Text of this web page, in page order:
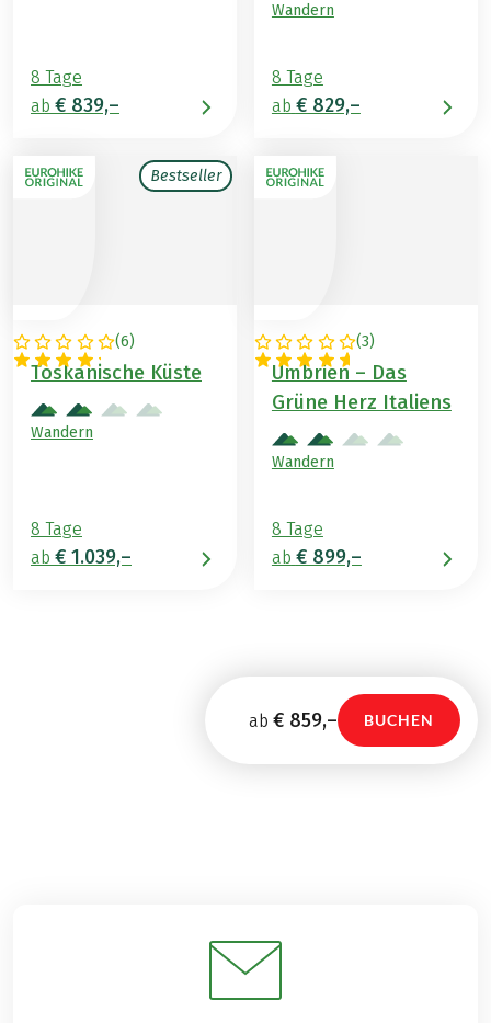
8 Tage
ab € 839,–
Wandern
8 Tage
ab € 829,–
Bestseller
(6)
ITALIEN
Toskanische Küste
Wandern
8 Tage
ab € 1.039,–
(3)
ITALIEN
Umbrien – Das
Grüne Herz Italiens
Wandern
8 Tage
ab € 899,–
ab € 859,– BUCHEN